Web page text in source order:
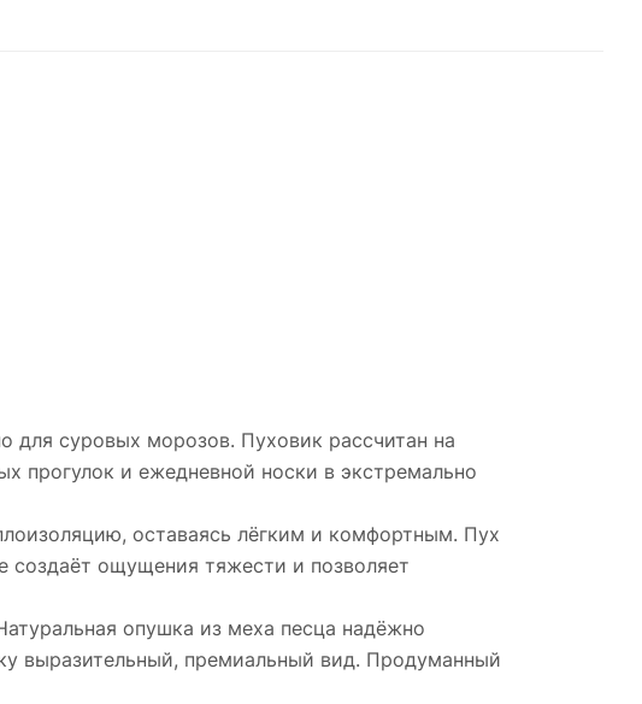
суровых морозов. Пуховик рассчитан на
прогулок и ежедневной носки в экстремально
оставаясь лёгким и комфортным. Пух
создаёт ощущения тяжести и позволяет
опушка из меха песца надёжно
выразительный, премиальный вид. Продуманный